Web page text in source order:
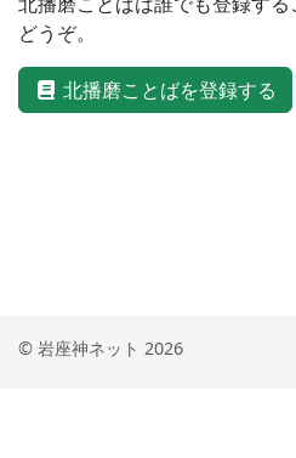
どうぞ。
北播磨ことばを登録する
© 岩座神ネット 2026